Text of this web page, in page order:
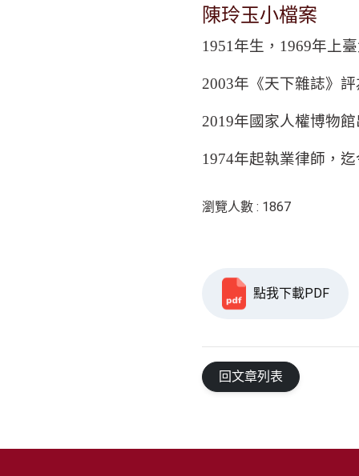
陳玲玉小檔案
1951 年生， 1969年上
2003年《天下雜誌》
2019年國家人權博物
1974年起執業律師，迄
瀏覽人數 : 1867
點我下載PDF
回文章列表